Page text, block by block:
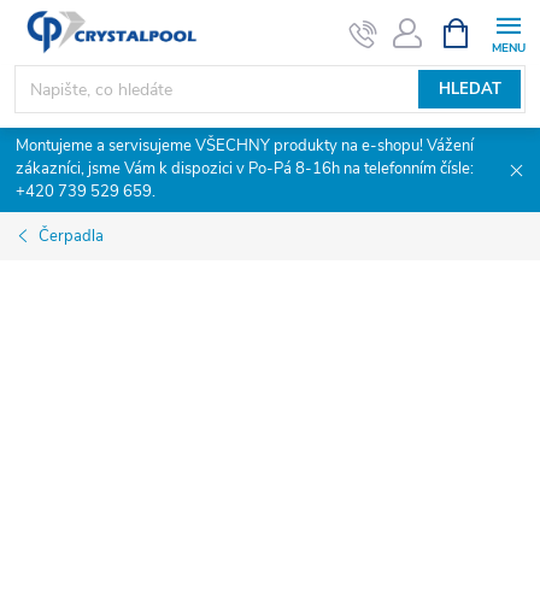
Přejít
obsah
HLEDAT
NÁKUPNÍ
KOŠÍK
Montujeme a servisujeme VŠECHNY produkty na e-shopu! Vážení
zákazníci, jsme Vám k dispozici v Po-Pá 8-16h na telefonním čísle:
+420 739 529 659.
Čerpadla